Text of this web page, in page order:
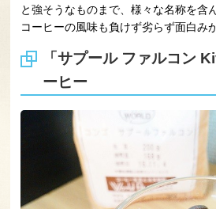
と強そうなものまで、様々な名称を含
コーヒーの風味も負けず劣らず面白み
「サプール ファルコン
ーヒー